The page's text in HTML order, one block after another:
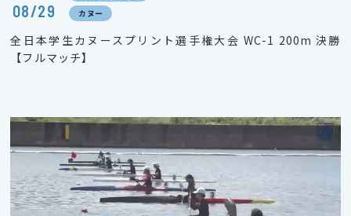
08/29
カヌー
全日本学生カヌースプリント選手権大会 WC-1 200m 決勝
【フルマッチ】